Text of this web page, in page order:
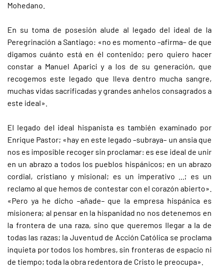
Mohedano.
En su toma de posesión alude al legado del ideal de la
Peregrinación a Santiago: «no es momento –afirma– de que
digamos cuánto está en él contenido; pero quiero hacer
constar a Manuel Aparici y a los de su generación, que
recogemos este legado que lleva dentro mucha sangre,
muchas vidas sacrificadas y grandes anhelos consagrados a
este ideal».
El legado del ideal hispanista es también examinado por
Enrique Pastor; «hay en este legado –subraya– un ansia que
nos es imposible recoger sin proclamar: es ese ideal de unir
en un abrazo a todos los pueblos hispánicos; en un abrazo
cordial, cristiano y misional; es un imperativo ...; es un
reclamo al que hemos de contestar con el corazón abierto».
«Pero ya he dicho –añade– que la empresa hispánica es
misionera; al pensar en la hispanidad no nos detenemos en
la frontera de una raza, sino que queremos llegar a la de
todas las razas; la Juventud de Acción Católica se proclama
inquieta por todos los hombres, sin fronteras de espacio ni
de tiempo; toda la obra redentora de Cristo le preocupa».